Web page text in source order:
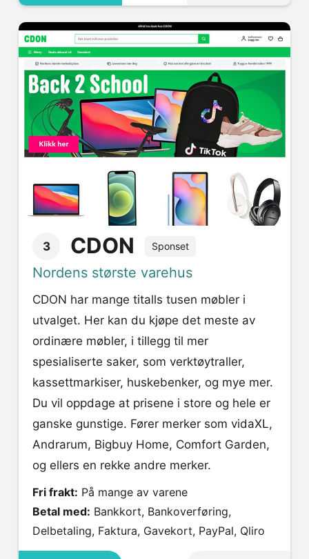
3 CDON Sponset
Nordens største varehus
CDON har mange titalls tusen møbler i
utvalget. Her kan du kjøpe det meste av
ordinære møbler, i tillegg til mer
spesialiserte saker, som verktøytraller,
kassettmarkiser, huskebenker, og mye mer.
Du vil oppdage at prisene i store og hele er
ganske gunstige. Fører merker som vidaXL,
Andrarum, Bigbuy Home, Comfort Garden,
og ellers en rekke andre merker.
Fri frakt: På mange av varene
Betal med:
Delbetaling, Faktura, Gavekort, PayPal, Qliro